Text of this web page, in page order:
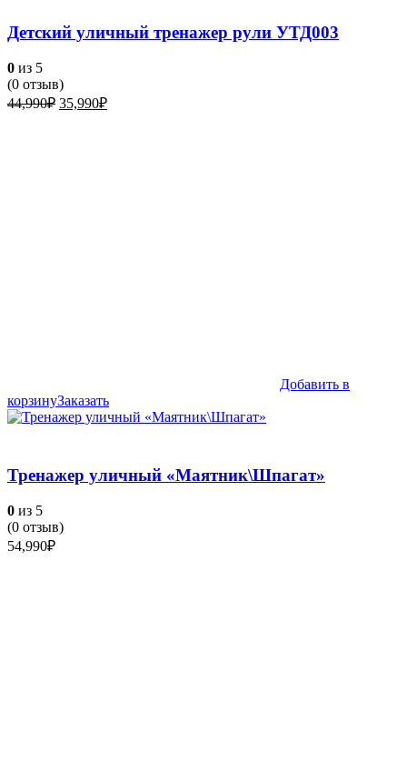
Детский уличный тренажер рули УТД003
0 из 5
(0 отзыв)
44,990₽ Первоначальная
35,990₽Текущая
Добавить в
корзинуЗаказать
Тренажер уличный «Маятник\Шпагат»
0 из 5
(0 отзыв)
54,990₽